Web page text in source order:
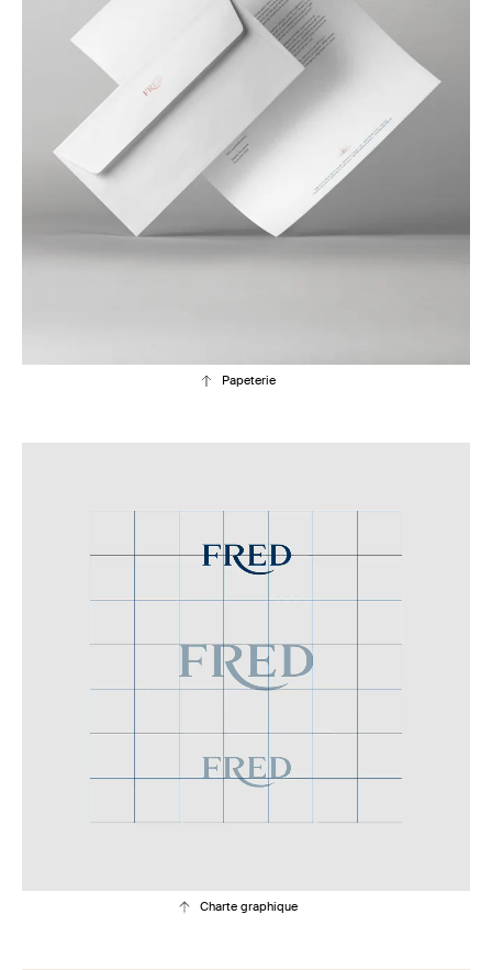
Papeterie
Charte graphique